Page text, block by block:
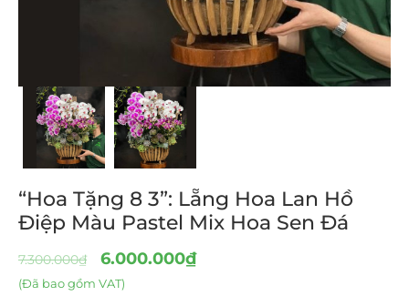
“Hoa Tặng 8 3”: Lẵng Hoa Lan Hồ
Điệp Màu Pastel Mix Hoa Sen Đá
7.300.000₫ 6.000.000₫
(Đã bao gồm VAT)